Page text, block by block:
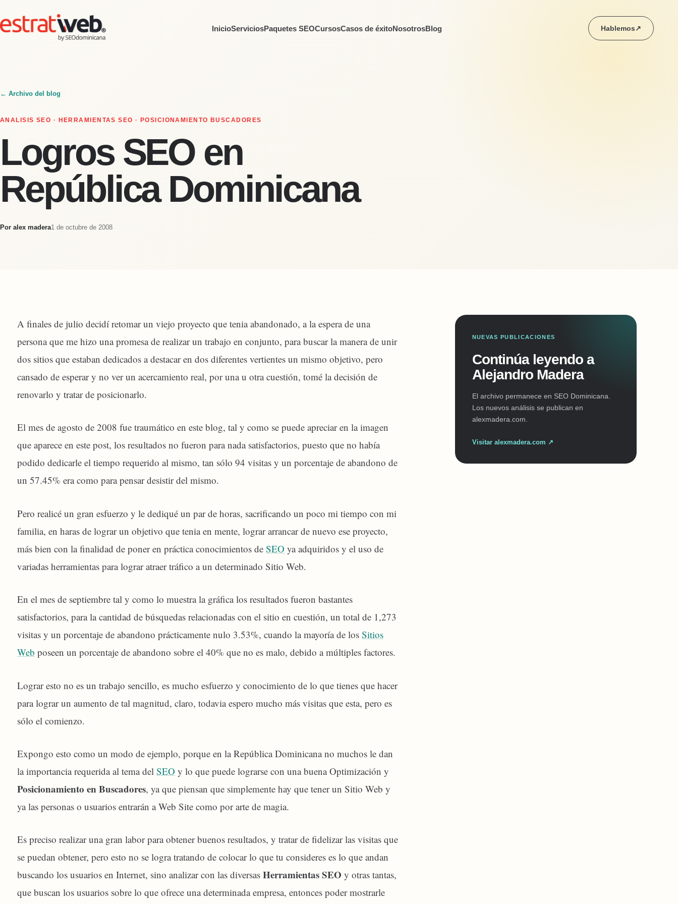
InicioServiciosPaquetes SEOCursosCasos de éxitoNosotrosBlog Hablemos↗
← Archivo del blog
ANALISIS SEO · HERRAMIENTAS SEO · POSICIONAMIENTO BUSCADORES
Logros SEO en
República Dominicana
Por alex madera1 de octubre de 2008
A finales de julio decidí retomar un viejo proyecto que tenia abandonado, a la espera de una
persona que me hizo una promesa de realizar un trabajo en conjunto, para buscar la manera de unir
dos sitios que estaban dedicados a destacar en dos diferentes vertientes un mismo objetivo, pero
cansado de esperar y no ver un acercamiento real, por una u otra cuestión, tomé la decisión de
renovarlo y tratar de posicionarlo.
El mes de agosto de 2008 fue traumático en este blog, tal y como se puede apreciar en la imagen
que aparece en este post, los resultados no fueron para nada satisfactorios, puesto que no había
podido dedicarle el tiempo requerido al mismo, tan sólo 94 visitas y un porcentaje de abandono de
un 57.45% era como para pensar desistir del mismo.
Pero realicé un gran esfuerzo y le dediqué un par de horas, sacrificando un poco mi tiempo con mi
familia, en haras de lograr un objetivo que tenia en mente, lograr arrancar de nuevo ese proyecto,
más bien con la finalidad de poner en práctica conocimientos deSEO ya adquiridos y el uso de
variadas herramientas para lograr atraer tráfico a un determinado Sitio Web.
En el mes de septiembre tal y como lo muestra la gráfica los resultados fueron bastantes
satisfactorios, para la cantidad de búsquedas relacionadas con el sitio en cuestión, un total de 1,273
visitas y un porcentaje de abandono prácticamente nulo 3.53%, cuando la mayoría de losSitios
Web poseen un porcentaje de abandono sobre el 40% que no es malo, debido a múltiples factores.
Lograr esto no es un trabajo sencillo, es mucho esfuerzo y conocimiento de lo que tienes que hacer
para lograr un aumento de tal magnitud, claro, todavia espero mucho más visitas que esta, pero es
sólo el comienzo.
Expongo esto como un modo de ejemplo, porque en la República Dominicana no muchos le dan
la importancia requerida al tema delSEO y lo que puede lograrse con una buena Optimización y
Posicionamiento en Buscadores, ya que piensan que simplemente hay que tener un Sitio Web y
ya las personas o usuarios entrarán a Web Site como por arte de magia.
Es preciso realizar una gran labor para obtener buenos resultados, y tratar de fidelizar las visitas que
se puedan obtener, pero esto no se logra tratando de colocar lo que tu consideres es lo que andan
buscando los usuarios en Internet, sino analizar con las diversasHerramientas SEO y otras tantas,
que buscan los usuarios sobre lo que ofrece una determinada empresa, entonces poder mostrarle
NUEVAS PUBLICACIONES
Continúa leyendo a
Alejandro Madera
El archivo permanece en SEO Dominicana.
Los nuevos análisis se publican en
alexmadera.com.
Visitar alexmadera.com ↗